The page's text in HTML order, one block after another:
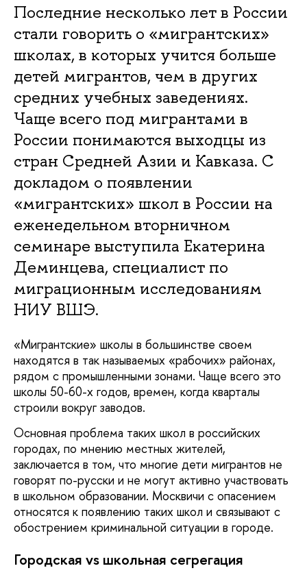
Последние несколько лет в России
стали говорить о «мигрантских»
школах, в которых учится больше
детей мигрантов, чем в других
средних учебных заведениях.
Чаще всего под мигрантами в
России понимаются выходцы из
стран Средней Азии и Кавказа. С
докладом о появлении
«мигрантских» школ в России на
еженедельном вторничном
семинаре выступила Екатерина
Деминцева, специалист по
миграционным исследованиям
НИУ ВШЭ.
«Мигрантские» школы в большинстве своем
находятся в так называемых «рабочих» районах,
рядом с промышленными зонами. Чаще всего это
школы 50-60-х годов, времен, когда кварталы
строили вокруг заводов.
Основная проблема таких школ в российских
городах, по мнению местных жителей,
заключается в том, что многие дети мигрантов не
говорят по-русски и не могут активно участвовать
в школьном образовании. Москвичи с опасением
относятся к появлению таких школ и связывают с
обострением криминальной ситуации в городе.
Городская vs школьная сегрегация